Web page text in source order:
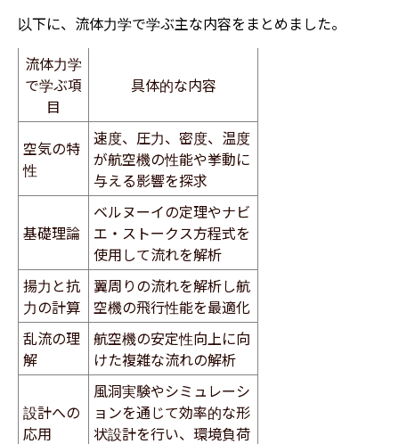
以下に、流体力学で学ぶ主な内容をまとめました。
流体力学
で学ぶ項
目
具体的な内容
空気の特
性
速度、圧力、密度、温度
が航空機の性能や挙動に
与える影響を探求
基礎理論
ベルヌーイの定理やナビ
エ・ストークス方程式を
使用して流れを解析
揚力と抗
力の計算
翼周りの流れを解析し航
空機の飛行性能を最適化
乱流の理
解
航空機の安定性向上に向
けた複雑な流れの解析
設計への
応用
風洞実験やシミュレーシ
ョンを通じて効率的な形
状設計を行い、環境負荷